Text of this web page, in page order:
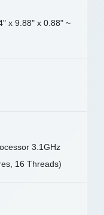
x 9.88" x 0.88" ~
3.1GHz
16 Threads)